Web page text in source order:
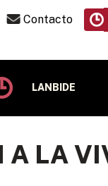
Contacto
LANBIDE
A LA